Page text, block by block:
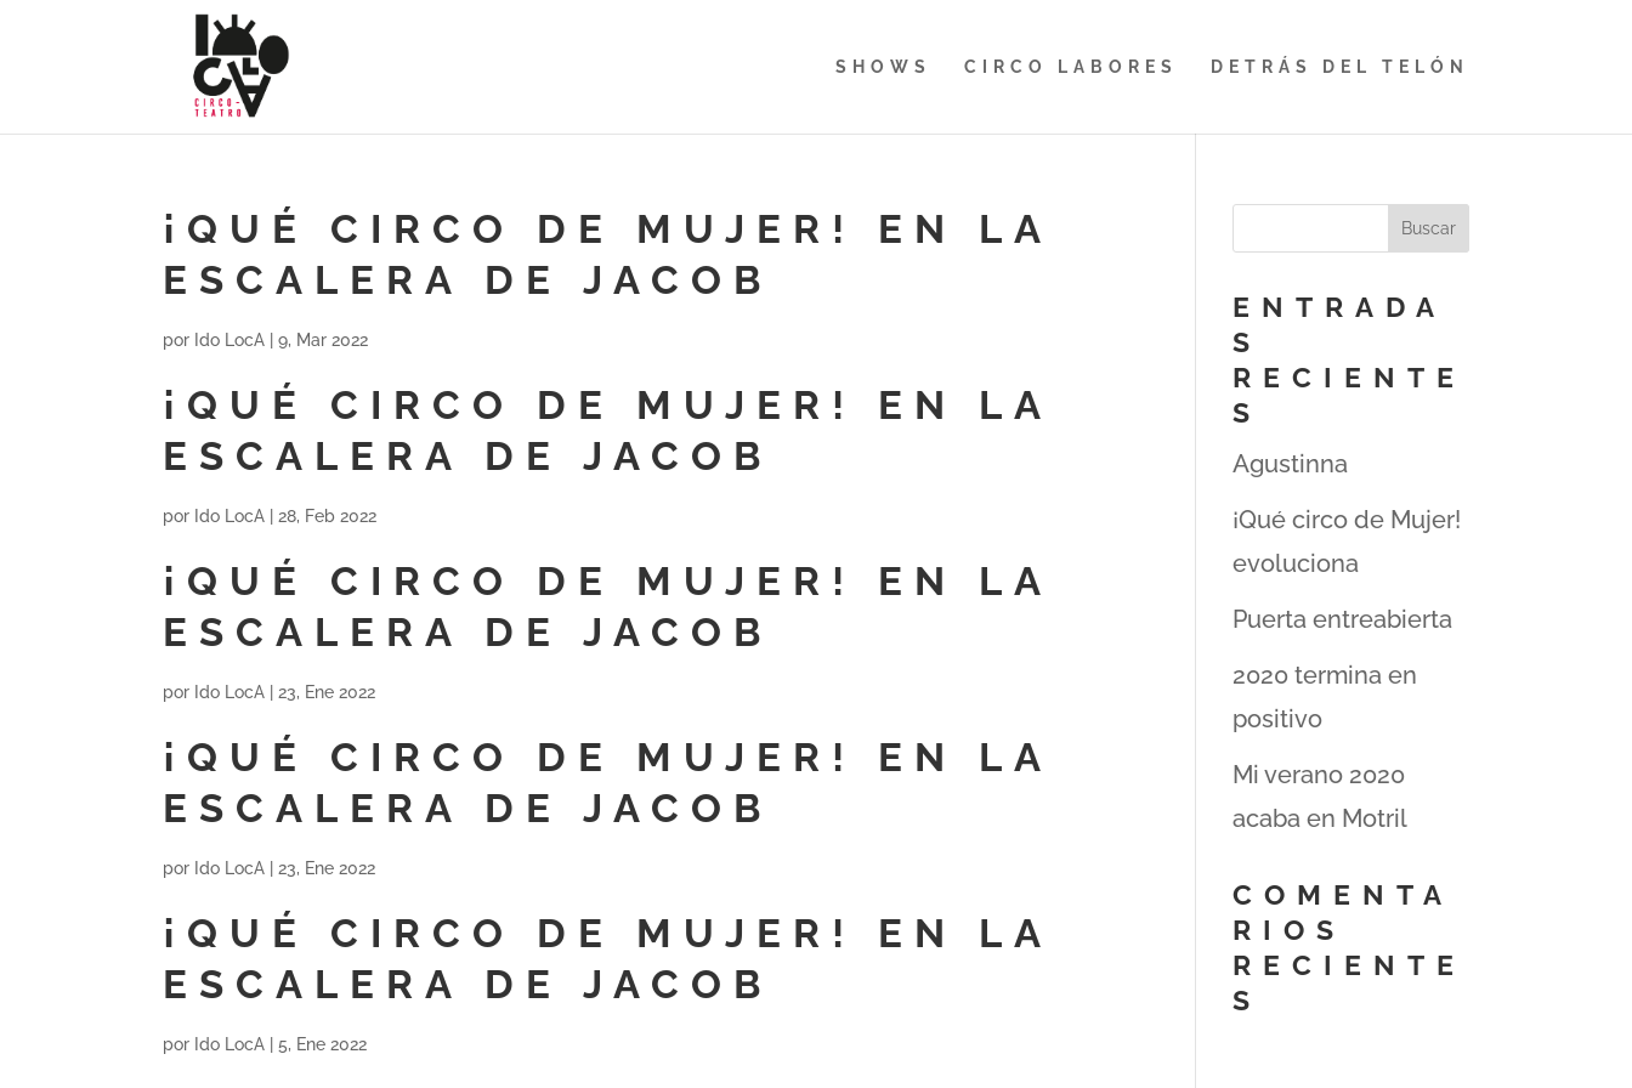
SHOWS CIRCO LABORES DETRÁS DEL TELÓN
¡QUÉ CIRCO DE MUJER! EN LA
ESCALERA DE JACOB
por Ido LocA |9, Mar 2022
¡QUÉ CIRCO DE MUJER! EN LA
ESCALERA DE JACOB
por Ido LocA 28, Feb 2022
¡QUÉ CIRCO DE MUJER! EN LA
ESCALERA DE JACOB
por Ido LocA 23, Ene 2022
¡QUÉ CIRCO DE MUJER! EN LA
ESCALERA DE JACOB
por Ido LocA 23, Ene 2022
¡QUÉ CIRCO DE MUJER! EN LA
ESCALERA DE JACOB
por Ido LocA |5, Ene 2022
ENTRADA
S
RECIENTE
S
Agustinna
¡Qué circo de Mujer!
evoluciona
Puerta entreabierta
2020 termina en
positivo
Mi verano 2020
acaba en Motril
COMENTA
RIOS
RECIENTE
S